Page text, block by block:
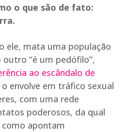
o que são de fato:
ele, mata uma população
“é um pedófilo”,
ao escândalo de
o envolve em tráfico sexual
com uma rede
poderosos, da qual
apontam